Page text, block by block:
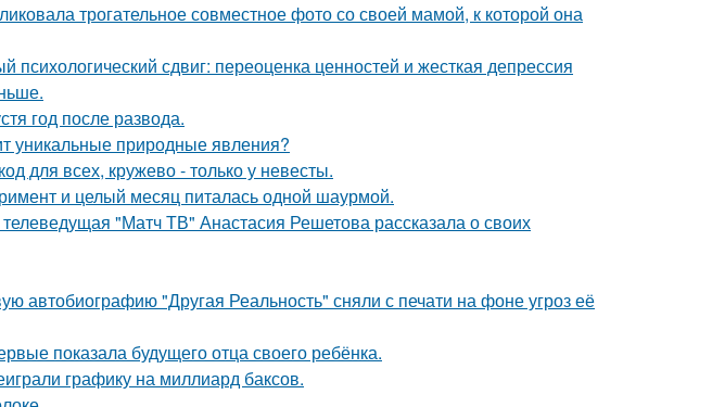
трогательное совместное фото со своей мамой, к которой она
сдвиг: переоценка ценностей и жесткая депрессия
год после развода.
уникальные природные явления?
для всех, кружево - только у невесты.
и целый месяц питалась одной шаурмой.
"Матч ТВ" Анастасия Решетова рассказала о своих
автобиографию "Другая Реальность" сняли с печати на фоне угроз её
показала будущего отца своего ребёнка.
графику на миллиард баксов.